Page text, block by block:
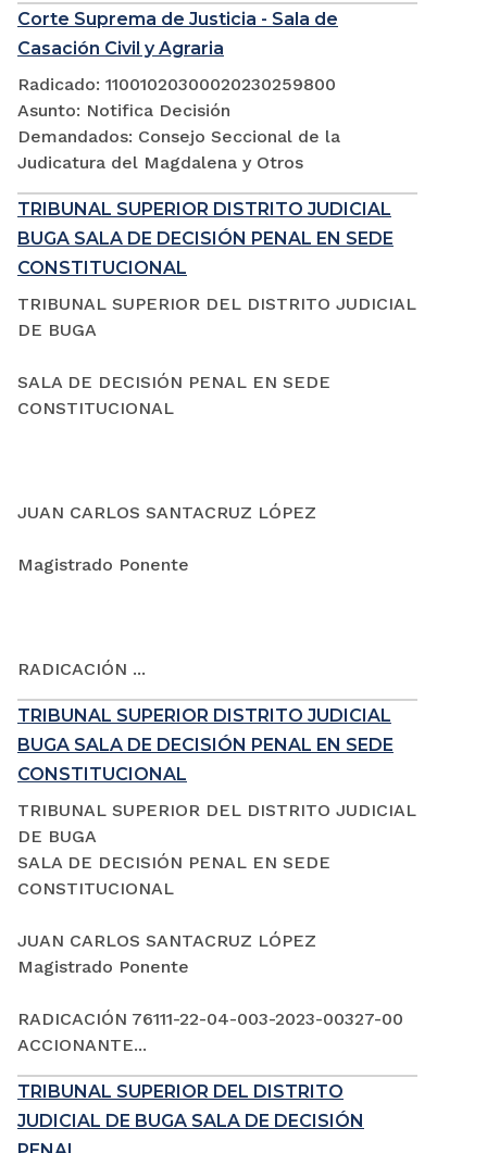
Corte Suprema de Justicia - Sala de
Casación Civil y Agraria
Radicado: 11001020300020230259800
Asunto: Notifica Decisión
Demandados: Consejo Seccional de la
Judicatura del Magdalena y Otros
TRIBUNAL SUPERIOR DISTRITO JUDICIAL
BUGA SALA DE DECISIÓN PENAL EN SEDE
CONSTITUCIONAL
TRIBUNAL SUPERIOR DEL DISTRITO JUDICIAL
DE BUGA
SALA DE DECISIÓN PENAL EN SEDE
CONSTITUCIONAL
JUAN CARLOS SANTACRUZ LÓPEZ
Magistrado Ponente
RADICACIÓN ...
TRIBUNAL SUPERIOR DISTRITO JUDICIAL
BUGA SALA DE DECISIÓN PENAL EN SEDE
CONSTITUCIONAL
TRIBUNAL SUPERIOR DEL DISTRITO JUDICIAL
DE BUGA
SALA DE DECISIÓN PENAL EN SEDE
CONSTITUCIONAL
JUAN CARLOS SANTACRUZ LÓPEZ
Magistrado Ponente
RADICACIÓN 76111-22-04-003-2023-00327-00
ACCIONANTE...
TRIBUNAL SUPERIOR DEL DISTRITO
JUDICIAL DE BUGA SALA DE DECISIÓN